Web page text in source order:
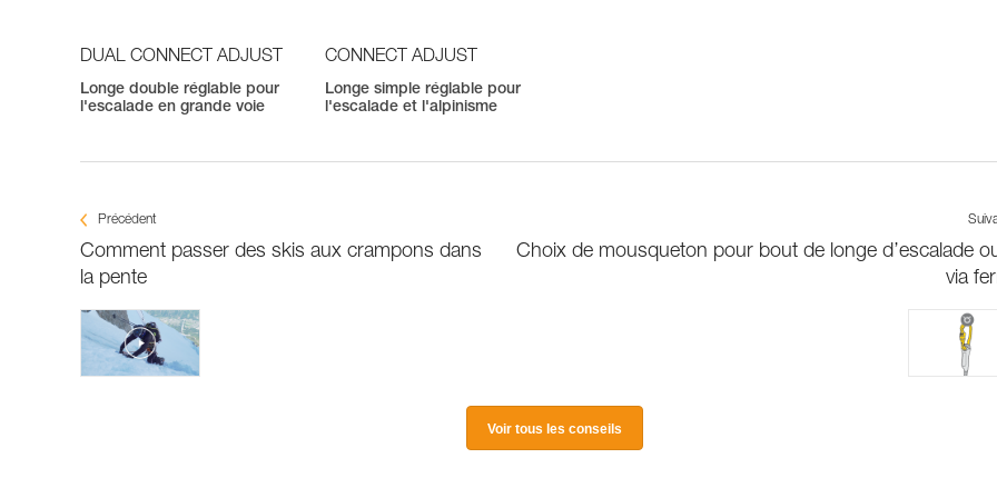
DUAL CONNECT ADJUST
Longe double réglable pour
l'escalade en grande voie
CONNECT ADJUST
Longe simple réglable pour
l'escalade et l'alpinisme
Précédent
Comment passer des skis aux crampons dans
la pente
Choix de mousqueton pour bout de longe d’escalade
via
Voir tous les conseils